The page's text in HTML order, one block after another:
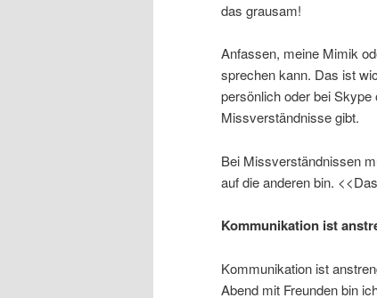
das grausam!
Anfassen, meine Mimik
sprechen kann. Das ist
persönlich oder bei
Missverständnisse gibt.
Bei Missverständnissen
auf die anderen bin.
Kommunikation ist
Kommunikation ist
Abend mit Freunden bin